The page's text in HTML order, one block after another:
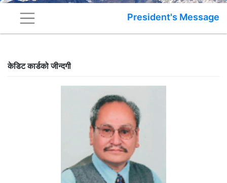
President's Message
केडिट कार्डको जीन्दगी